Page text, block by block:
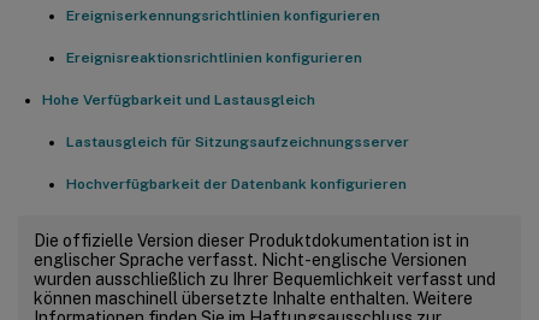
Ereigniserkennungsrichtlinien konfigurieren
Ereignisreaktionsrichtlinien konfigurieren
Hohe Verfügbarkeit und Lastausgleich
Lastausgleich für Sitzungsaufzeichnungsserver
Hochverfügbarkeit der Datenbank konfigurieren
Die offizielle Version dieser Produktdokumentation ist in
englischer Sprache verfasst. Nicht-englische Versionen
wurden ausschließlich zu Ihrer Bequemlichkeit verfasst und
können maschinell übersetzte Inhalte enthalten. Weitere